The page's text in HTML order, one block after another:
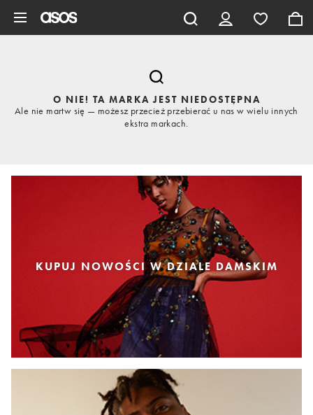
O NIE! TA MARKA JEST NIEDOSTĘPNA
Ale nie martw się — możesz przecież przebierać u nas w wielu innych
ekstra markach.
KUPUJ NOWOŚCI W DZIALE DAMSKIM